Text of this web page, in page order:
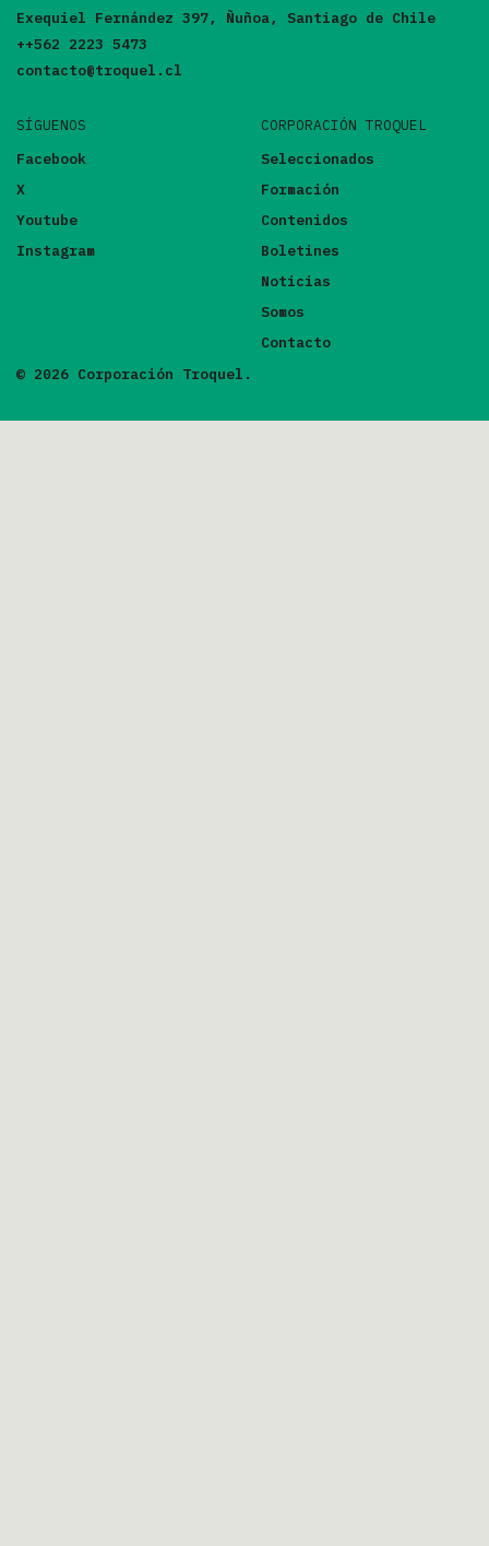
Exequiel Fernández 397, Ñuñoa, Santiago de Chile
++562 2223 5473
contacto@troquel.cl
SÍGUENOS
Facebook
X
Youtube
Instagram
CORPORACIÓN TROQUEL
Seleccionados
Formación
Contenidos
Boletines
Noticias
Somos
Contacto
© 2026 Corporación Troquel.